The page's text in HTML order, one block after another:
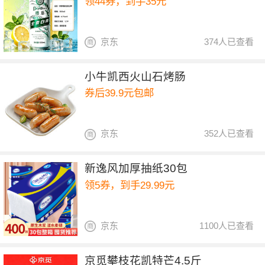
374人已查看
京东
小牛凯西火山石烤肠
券后39.9元包邮
352人已查看
京东
新逸风加厚抽纸30包
领5券，到手29.99元
1100人已查看
京东
京觅攀枝花凯特芒4.5斤